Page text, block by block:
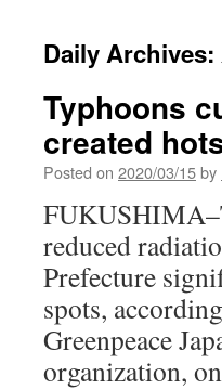
Daily Archives:
Typhoons
created
Posted on 2020/03/15by
reduced
Prefecture
spots,
Greenpeace
organization,